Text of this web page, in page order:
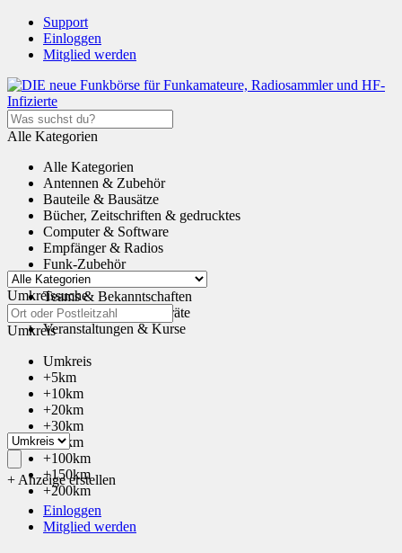
Support
Einloggen
Mitglied werden
Alle Kategorien
Alle Kategorien
Antennen & Zubehör
Bauteile & Bausätze
Bücher, Zeitschriften & gedrucktes
Computer & Software
Empfänger & Radios
Funk-Zubehör
Tauschen & Schenken
Teams & Bekanntschaften
Transceiver & Funkgeräte
Veranstaltungen & Kurse
Umkreissuche
Umkreis
Umkreis
+5km
+10km
+20km
+30km
+50km
+100km
+150km
+200km
+ Anzeige erstellen
Einloggen
Mitglied werden